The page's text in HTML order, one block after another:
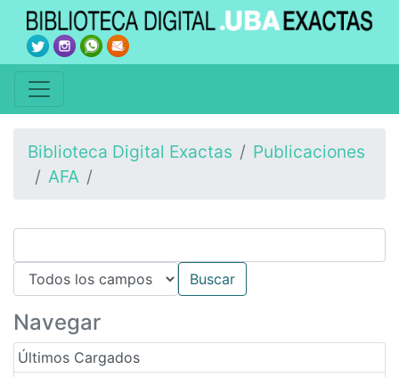
Biblioteca Digital Exactas
Publicaciones
AFA
Navegar
Últimos Cargados